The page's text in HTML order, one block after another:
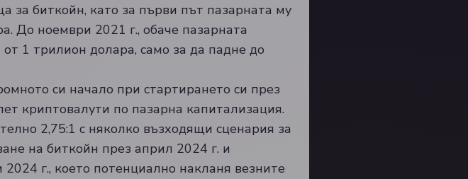
за биткойн, като за първи път пазарната му
До ноември 2021 г., обаче пазарната
1 трилион долара, само за да падне до
си начало при стартирането си през
криптовалути по пазарна капитализация.
2,75:1 с няколко възходящи сценария за
на биткойн през април 2024 г. и
г., което потенциално накланя везните